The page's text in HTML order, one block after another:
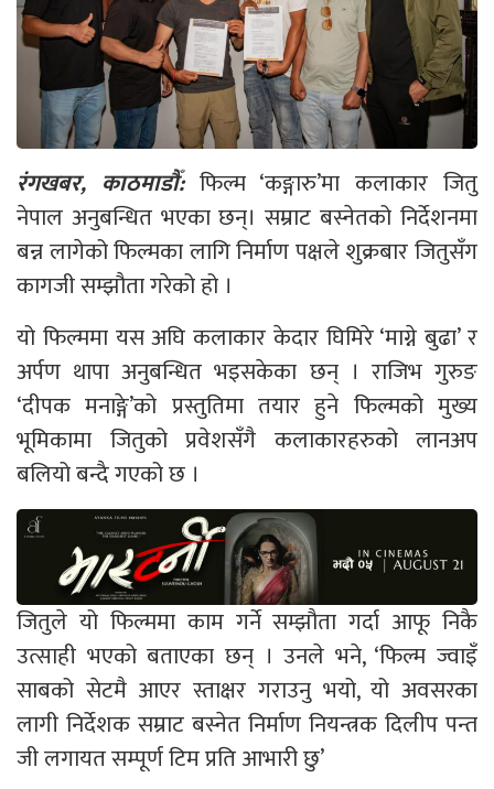
रंगखबर, काठमाडौँ:फिल्म ‘कङ्गारु’मा कलाकार जितु
नेपाल अनुबन्धित भएका छन्। सम्राट बस्नेतको निर्देशनमा
बन्न लागेको फिल्मका लागि निर्माण पक्षले शुक्रबार जितुसँग
कागजी सम्झौता गरेको हो ।
यो फिल्ममा यस अघि कलाकार केदार घिमिरे ‘माग्ने बुढा’ र
अर्पण थापा अनुबन्धित भइसकेका छन् । राजिभ गुरुङ
‘दीपक मनाङ्गे’को प्रस्तुतिमा तयार हुने फिल्मको मुख्य
भूमिकामा जितुको प्रवेशसँगै कलाकारहरुको लानअप
बलियो बन्दै गएको छ ।
जितुले यो फिल्ममा काम गर्ने सम्झौता गर्दा आफू निकै
उत्साही भएको बताएका छन् । उनले भने, ‘फिल्म ज्वाइँ
साबको सेटमै आएर स्ताक्षर गराउनु भयो, यो अवसरका
लागी निर्देशक सम्राट बस्नेत निर्माण नियन्त्रक दिलीप पन्त
जी लगायत सम्पूर्ण टिम प्रति आभारी छु’